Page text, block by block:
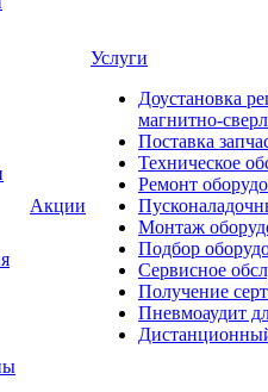
Акции
Услуги
Доустановка
магнитно-
Поставка
Техническое
Ремонт
Монтаж
Подбор
Сервисное
Получение
Пневмоаудит